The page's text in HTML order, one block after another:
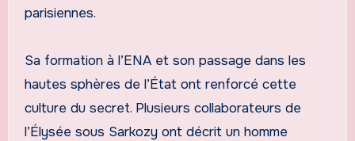
parisiennes.
Sa formation à l’ENA et son passage dans les
hautes sphères de l’État ont renforcé cette
culture du secret. Plusieurs collaborateurs de
l’Élysée sous Sarkozy ont décrit un homme